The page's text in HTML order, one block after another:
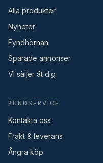
Alla produkter
Nyheter
Fyndhörnan
Sparade annonser
Vi säljer åt dig
KUNDSERVICE
Kontakta oss
Frakt & leverans
Ångra köp